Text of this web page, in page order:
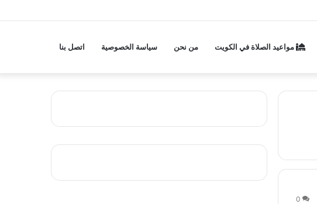
مواعيد الصلاة في الكويت من نحن سياسة الخصوصية اتصل بنا
0